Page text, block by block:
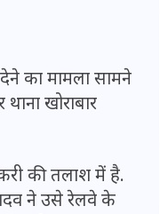
का मामला सामने
खोराबार
की तलाश में है.
ने उसे रेलवे के
के पदों
जारी,